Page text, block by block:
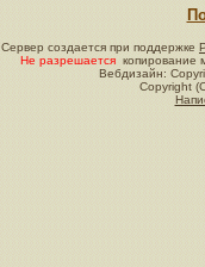
Сервер создается при поддержке
Не разрешается копирование
Вебдизайн:
Copyright